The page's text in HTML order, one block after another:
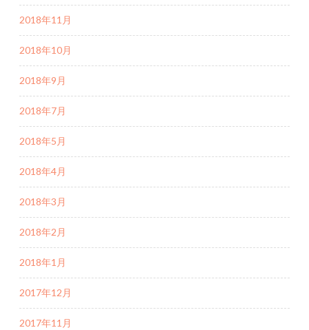
2018年11月
2018年10月
2018年9月
2018年7月
2018年5月
2018年4月
2018年3月
2018年2月
2018年1月
2017年12月
2017年11月